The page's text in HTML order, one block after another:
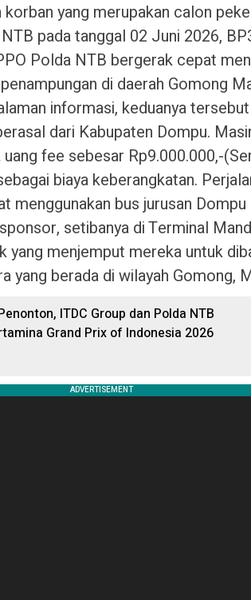
yang merupakan calon
pada tanggal 02 Juni 2026,
Polda NTB bergerak cepat
di daerah Gomong
informasi, keduanya
dari Kabupaten Dompu.
fee sebesar Rp9.000.000,-
biaya keberangkatan.
menggunakan bus jurusan
setibanya di Terminal
yang menjemput mereka untuk
yang berada di wilayah Gomong,
ITDC Group dan Polda NTB
Grand Prix of Indonesia 2026